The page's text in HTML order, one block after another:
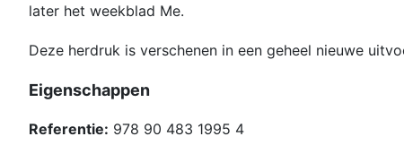
later het weekblad Me.
Deze herdruk is verschenen in een geheel nieuwe
Eigenschappen
Referentie: 978 90 483 1995 4